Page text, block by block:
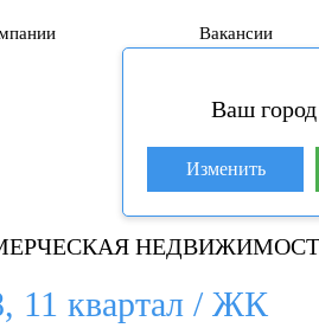
Вакансии
Ваш
Изменить
11 квартал / ЖК